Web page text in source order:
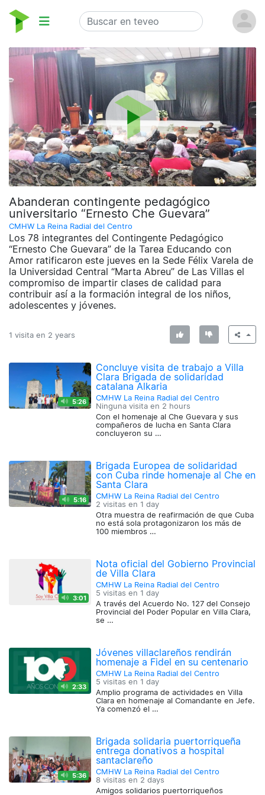
Abanderan contingente pedagógico
universitario “Ernesto Che Guevara”
CMHW La Reina Radial del Centro
Los 78 integrantes del Contingente Pedagógico
“Ernesto Che Guevara” de la Tarea Educando con
Amor ratificaron este jueves en la Sede Félix Varela de
la Universidad Central “Marta Abreu” de Las Villas el
compromiso de impartir clases de calidad para
contribuir así a la formación integral de los niños,
adolescentes y jóvenes.
1 visita en 2 years
5:26
Concluye visita de trabajo a Villa
Clara Brigada de solidaridad
catalana Alkaria
CMHW La Reina Radial del Centro
Ninguna visita en 2 hours
Con el homenaje al Che Guevara y sus
compañeros de lucha en Santa Clara
concluyeron su …
5:16
Brigada Europea de solidaridad
con Cuba rinde homenaje al Che en
Santa Clara
CMHW La Reina Radial del Centro
2 visitas en 1 day
Otra muestra de reafirmación de que Cuba
no está sola protagonizaron los más de
100 miembros …
3:01
Nota oficial del Gobierno Provincial
de Villa Clara
CMHW La Reina Radial del Centro
5 visitas en 1 day
A través del Acuerdo No. 127 del Consejo
Provincial del Poder Popular en Villa Clara,
se …
2:33
Jóvenes villaclareños rendirán
homenaje a Fidel en su centenario
CMHW La Reina Radial del Centro
5 visitas en 1 day
Amplio programa de actividades en Villa
Clara en homenaje al Comandante en Jefe.
Ya comenzó el …
5:36
Brigada solidaria puertorriqueña
entrega donativos a hospital
santaclareño
CMHW La Reina Radial del Centro
8 visitas en 2 days
Amigos solidarios puertorriqueños